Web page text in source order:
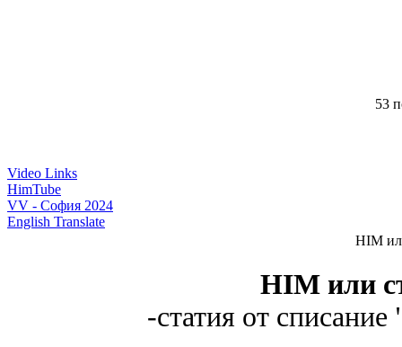
53
Video Links
HimTube
VV - София 2024
English Translate
HIM
HIM или
-статия от